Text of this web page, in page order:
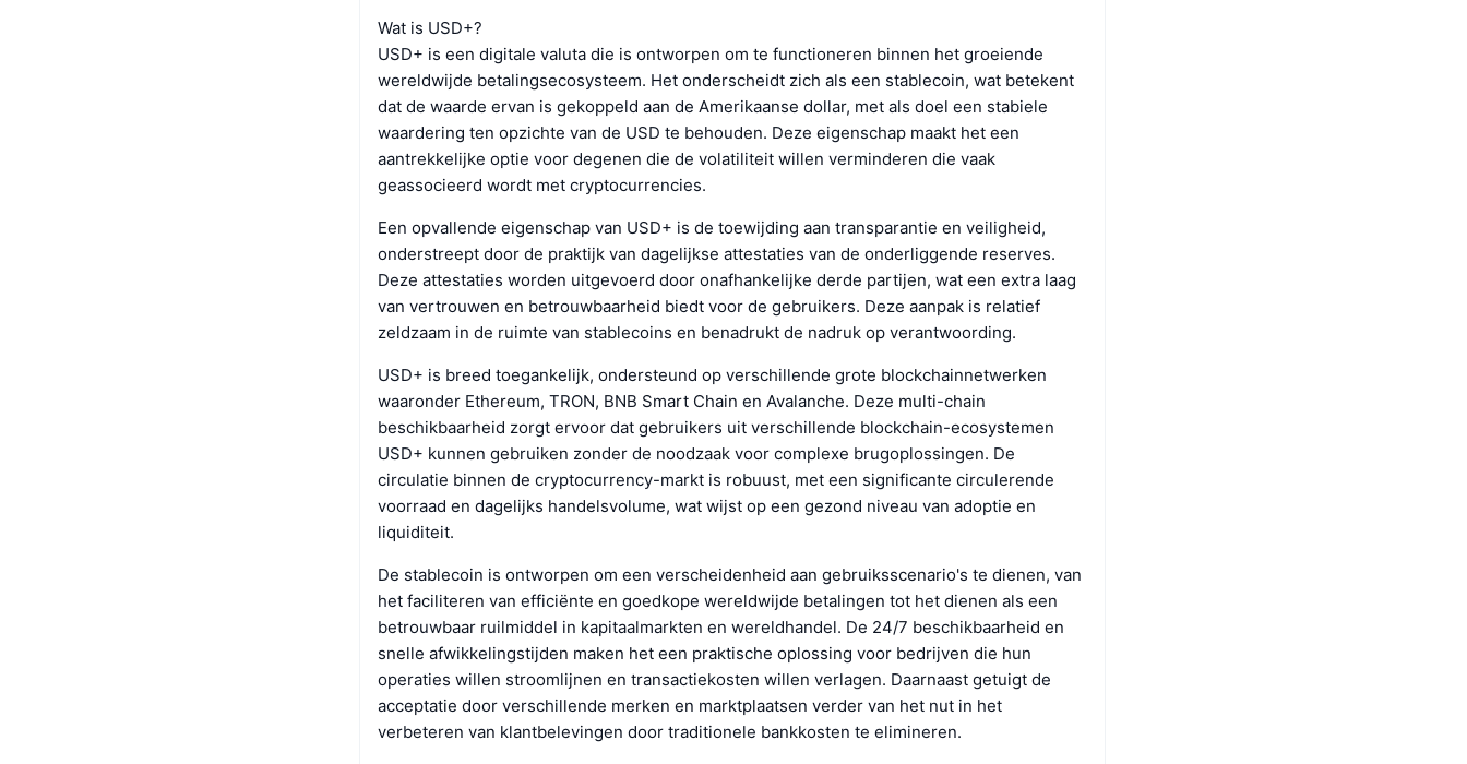
Wat is USD+?
USD+ is een digitale valuta die is ontworpen om te functioneren binnen het groeiende
wereldwijde betalingsecosysteem. Het onderscheidt zich als een stablecoin, wat betekent
dat de waarde ervan is gekoppeld aan de Amerikaanse dollar, met als doel een stabiele
waardering ten opzichte van de USD te behouden. Deze eigenschap maakt het een
aantrekkelijke optie voor degenen die de volatiliteit willen verminderen die vaak
geassocieerd wordt met cryptocurrencies.
Een opvallende eigenschap van USD+ is de toewijding aan transparantie en veiligheid,
onderstreept door de praktijk van dagelijkse attestaties van de onderliggende reserves.
Deze attestaties worden uitgevoerd door onafhankelijke derde partijen, wat een extra laag
van vertrouwen en betrouwbaarheid biedt voor de gebruikers. Deze aanpak is relatief
zeldzaam in de ruimte van stablecoins en benadrukt de nadruk op verantwoording.
USD+ is breed toegankelijk, ondersteund op verschillende grote blockchainnetwerken
waaronder Ethereum, TRON, BNB Smart Chain en Avalanche. Deze multi-chain
beschikbaarheid zorgt ervoor dat gebruikers uit verschillende blockchain-ecosystemen
USD+ kunnen gebruiken zonder de noodzaak voor complexe brugoplossingen. De
circulatie binnen de cryptocurrency-markt is robuust, met een significante circulerende
voorraad en dagelijks handelsvolume, wat wijst op een gezond niveau van adoptie en
liquiditeit.
De stablecoin is ontworpen om een verscheidenheid aan gebruiksscenario's te dienen, van
het faciliteren van efficiënte en goedkope wereldwijde betalingen tot het dienen als een
betrouwbaar ruilmiddel in kapitaalmarkten en wereldhandel. De 24/7 beschikbaarheid en
snelle afwikkelingstijden maken het een praktische oplossing voor bedrijven die hun
operaties willen stroomlijnen en transactiekosten willen verlagen. Daarnaast getuigt de
acceptatie door verschillende merken en marktplaatsen verder van het nut in het
verbeteren van klantbelevingen door traditionele bankkosten te elimineren.